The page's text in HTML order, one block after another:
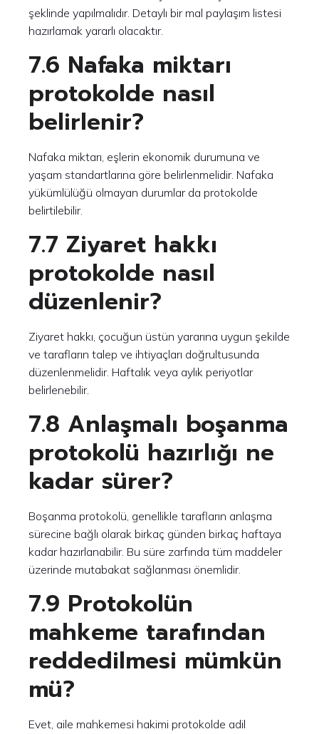
şeklinde yapılmalıdır. Detaylı bir mal paylaşım listesi
hazırlamak yararlı olacaktır.
7.6 Nafaka miktarı
protokolde nasıl
belirlenir?
Nafaka miktarı, eşlerin ekonomik durumuna ve
yaşam standartlarına göre belirlenmelidir. Nafaka
yükümlülüğü olmayan durumlar da protokolde
belirtilebilir.
7.7 Ziyaret hakkı
protokolde nasıl
düzenlenir?
Ziyaret hakkı, çocuğun üstün yararına uygun şekilde
ve tarafların talep ve ihtiyaçları doğrultusunda
düzenlenmelidir. Haftalık veya aylık periyotlar
belirlenebilir.
7.8 Anlaşmalı boşanma
protokolü hazırlığı ne
kadar sürer?
Boşanma protokolü, genellikle tarafların anlaşma
sürecine bağlı olarak birkaç günden birkaç haftaya
kadar hazırlanabilir. Bu süre zarfında tüm maddeler
üzerinde mutabakat sağlanması önemlidir.
7.9 Protokolün
mahkeme tarafından
reddedilmesi mümkün
mü?
Evet, aile mahkemesi hakimi protokolde adil